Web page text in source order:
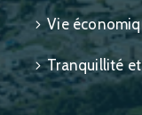
Vie
Tranquillité